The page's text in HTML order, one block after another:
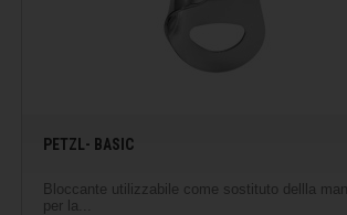
PETZL- BASIC
Bloccante utilizzabile come sostituto dellla
per la...